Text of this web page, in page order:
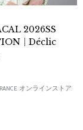
2026SS
｜Déclic
オンラインストア